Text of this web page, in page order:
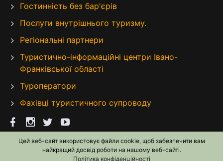
Цей веб-сайт використовує файли cookie, щоб забезпечити вам
найкращий досвід роботи на нашому веб-сайті.
Політика конфіденційності
Гостинність без бар'єрів
Послуги внутрішнього туризму.
Регіональні партнери
Туристично-інформаційні центри Івано-
Франківської області
Туроператори
Фахівці туристичного супроводу